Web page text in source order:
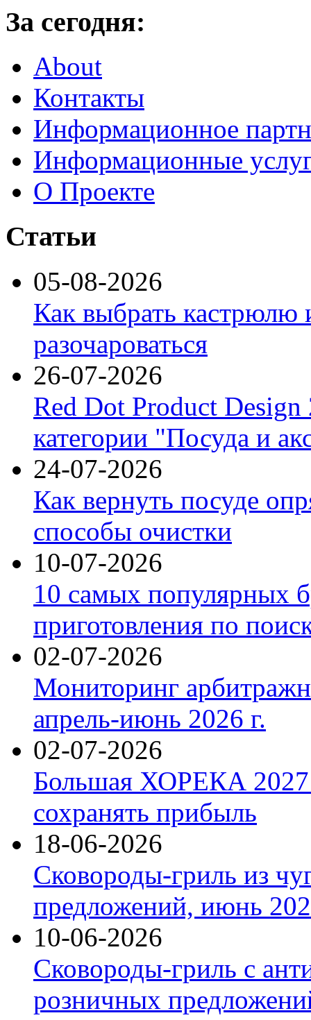
За сегодня:
About
Контакты
Информационное
Информационные
О Проекте
Статьи
05-08-2026
Как выбрать кастрюлю
разочароваться
26-07-2026
Red Dot Product Design
категории "Посуда и
24-07-2026
Как вернуть посуде
способы очистки
10-07-2026
10 самых популярных
приготовления по
02-07-2026
Мониторинг
апрель-июнь 2026 г.
02-07-2026
Большая ХОРЕКА 2027:
сохранять прибыль
18-06-2026
Сковороды-гриль из
предложений, июнь
10-06-2026
Сковороды-гриль с
розничных